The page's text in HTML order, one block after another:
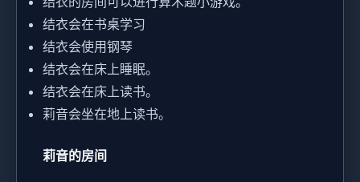
结衣会在书桌学习
结衣会使用钢琴
结衣会在床上睡眠。
结衣会在床上读书。
莉音会坐在地上读书。
莉音的房间